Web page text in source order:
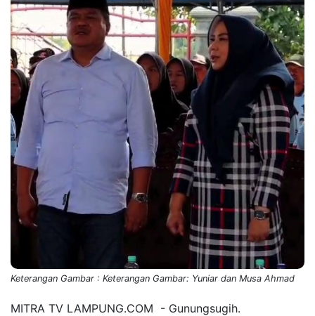
Keterangan Gambar : Keterangan Gambar: Yuniar dan Musa Ahmad
MITRA TV LAMPUNG.COM - Gunungsugih.